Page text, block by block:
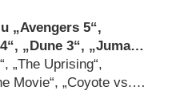
„Avengers 5“,
„Dune 3“, „Jumanji
„Clayface“
„The Uprising“,
Movie“, „Coyote vs.